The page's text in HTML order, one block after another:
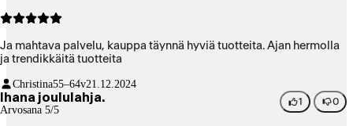
Ja mahtava palvelu, kauppa täynnä hyviä tuotteita. Ajan hermolla
ja trendikkäitä tuotteita
Christina55–64v21.12.2024
Ihana joululahja.
Arvosana 5/5
1 0